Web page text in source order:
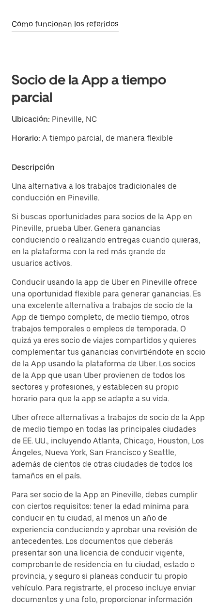
Cómo funcionan los referidos
Socio de la App a tiempo
parcial
Ubicación: Pineville, NC
Horario: A tiempo parcial, de manera flexible
Descripción
Una alternativa a los trabajos tradicionales de
conducción en Pineville.
Si buscas oportunidades para socios de la App en
Pineville, prueba Uber. Genera ganancias
conduciendo o realizando entregas cuando quieras,
en la plataforma con la red más grande de
usuarios activos.
Conducir usando la app de Uber en Pineville ofrece
una oportunidad flexible para generar ganancias. Es
una excelente alternativa a trabajos de socio de la
App de tiempo completo, de medio tiempo, otros
trabajos temporales o empleos de temporada. O
quizá ya eres socio de viajes compartidos y quieres
complementar tus ganancias convirtiéndote en socio
de la App usando la plataforma de Uber. Los socios
de la App que usan Uber provienen de todos los
sectores y profesiones, y establecen su propio
horario para que la app se adapte a su vida.
Uber ofrece alternativas a trabajos de socio de la App
de medio tiempo en todas las principales ciudades
de EE. UU., incluyendo Atlanta, Chicago, Houston, Los
Ángeles, Nueva York, San Francisco y Seattle,
además de cientos de otras ciudades de todos los
tamaños en el país.
Para ser socio de la App en Pineville, debes cumplir
con ciertos requisitos: tener la edad mínima para
conducir en tu ciudad, al menos un año de
experiencia conduciendo y aprobar una revisión de
antecedentes. Los documentos que deberás
presentar son una licencia de conducir vigente,
comprobante de residencia en tu ciudad, estado o
provincia, y seguro si planeas conducir tu propio
vehículo. Para registrarte, el proceso incluye enviar
documentos y una foto, proporcionar información